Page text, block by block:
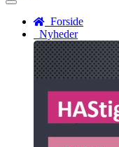
Menu
Forside
Nyheder